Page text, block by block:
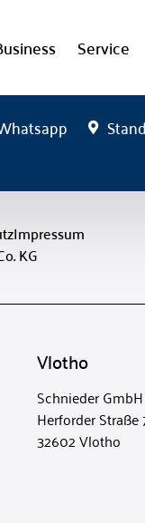
Service
Impressum
KG
Vlotho
Schnieder GmbH
Herforder Straße
32602 Vlotho